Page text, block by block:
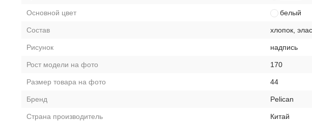
Основной цвет белый
Состав хлопок,
Рисунок надпись
Рост модели на фото 170
Размер товара на фото 44
Бренд Pelican
Страна производитель Китай